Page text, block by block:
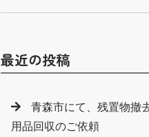
最近の投稿
青森市にて、残置物撤
用品回収のご依頼